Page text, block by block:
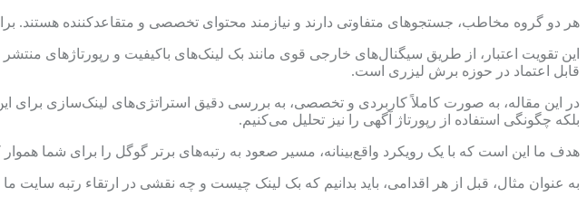
هر دو گروه مخاطب، جستجوهای متفاوتی دارند و نیازمند محتوای تخصصی و متقاعدکننده هستند.
این تقویت اعتبار، از طریق سیگنال‌های خارجی قوی مانند بک لینک‌های باکیفیت و رپورتاژهای
قابل اعتماد در حوزه برش لیزری است.
در این مقاله، به صورت کاملاً کاربردی و تخصصی، به بررسی دقیق استراتژی‌های لینک‌سازی برای
بلکه چگونگی استفاده از رپورتاژ آگهی را نیز تحلیل می‌کنیم.
هدف ما این است که با یک رویکرد واقع‌بینانه، مسیر صعود به رتبه‌های برتر گوگل را برای شما
به عنوان مثال، قبل از هر اقدامی، باید بدانیم که بک لینک چیست و چه نقشی در ارتقاء رتبه سایت